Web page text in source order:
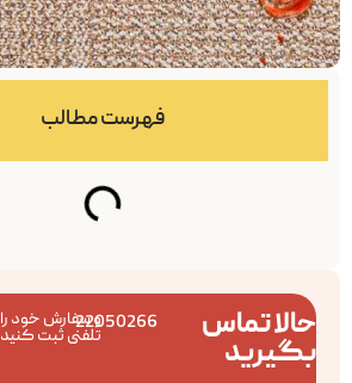
فهرست مطالب
حالا تماس
بگیرید
22050266و سفارش خود را
تلفنی ثبت کنید